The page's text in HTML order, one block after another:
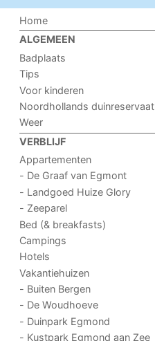
Home
ALGEMEEN
Badplaats
Tips
Voor kinderen
Noordhollands duinreservaat
Weer
VERBLIJF
Appartementen
- De Graaf van Egmont
- Landgoed Huize Glory
- Zeeparel
Bed (& breakfasts)
Campings
Hotels
Vakantiehuizen
- Buiten Bergen
- De Woudhoeve
- Duinpark Egmond
- Kustpark Egmond aan Zee